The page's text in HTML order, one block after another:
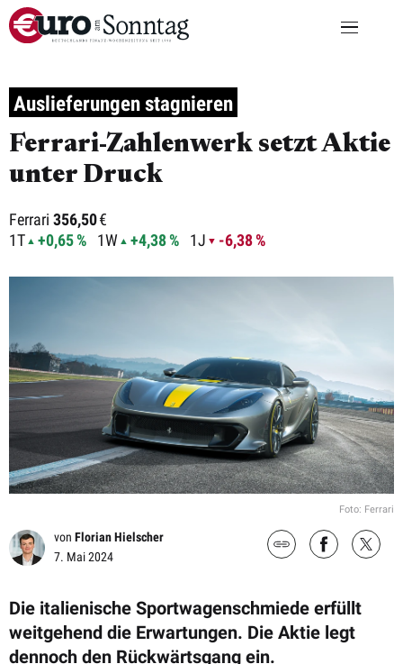
Auslieferungen stagnieren
Ferrari-Zahlenwerk setzt Aktie
unter Druck
Ferrari 356,50€
1T
+0,65 % 1W +4,38 % 1J -6,38 %
Foto: Ferrari
von Florian Hielscher
7. Mai 2024
Die italienische Sportwagenschmiede erfüllt
weitgehend die Erwartungen. Die Aktie legt
dennoch den Rückwärtsgang ein.